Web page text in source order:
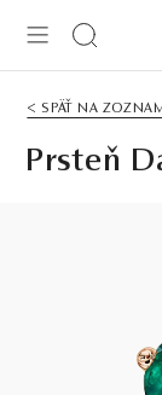
< SPÄŤ NA
Prsteň